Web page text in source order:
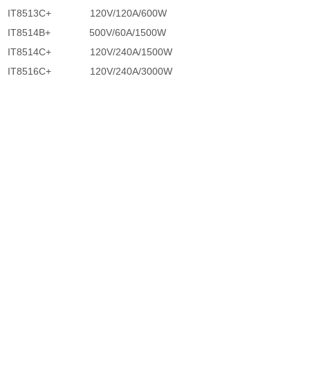
IT8513C+ 120V/120A/600W
IT8514B+ 500V/60A/1500W
IT8514C+ 120V/240A/1500W
IT8516C+ 120V/240A/3000W